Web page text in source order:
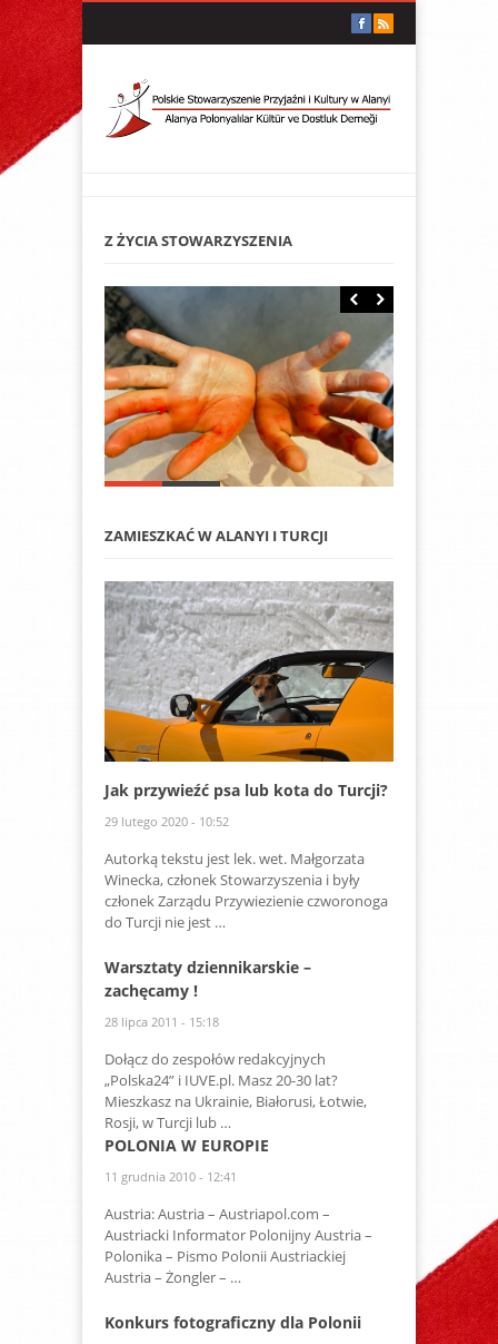
Z ŻYCIA STOWARZYSZENIA
ZAMIESZKAĆ W ALANYI I TURCJI
Jak przywieźć psa lub kota do Turcji?
29 lutego 2020 - 10:52
Autorką tekstu jest lek. wet. Małgorzata
Winecka, członek Stowarzyszenia i były
członek Zarządu Przywiezienie czworonoga
do Turcji nie jest …
Warsztaty dziennikar​skie –
zachęcamy !
28 lipca 2011 - 15:18
Dołącz do zespołów redakcyjnych
„Polska24” i IUVE.pl. Masz 20-30 lat?
Mieszkasz na Ukrainie, Białorusi, Łotwie,
Rosji, w Turcji lub …
POLONIA W EUROPIE
11 grudnia 2010 - 12:41
Austria: Austria – Austriapol.com –
Austriacki Informator Polonijny Austria –
Polonika – Pismo Polonii Austriackiej
Austria – Żongler – …
Konkurs fotograficzny dla Polonii